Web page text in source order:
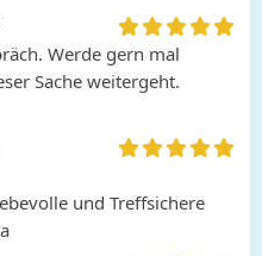
Werde gern mal
Sache weitergeht.
und Treffsichere